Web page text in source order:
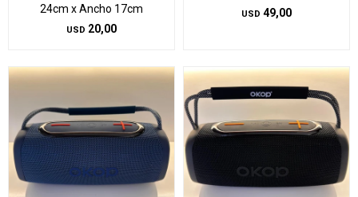
24cm x Ancho 17cm
USD 20,00
USD 49,00